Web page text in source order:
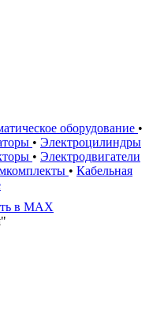
оборудование •
• Электроцилиндры
• Электродвигатели
• Кабельная
в MAX